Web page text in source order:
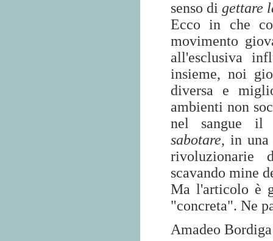
senso di gettare
Ecco in che
movimento
all'esclusiva
insieme, noi
diversa e
ambienti non
nel sangue il
sabotare, in una
rivoluzionarie
scavando mine
Ma l'articolo è
"concreta". Ne
Amadeo Bordiga